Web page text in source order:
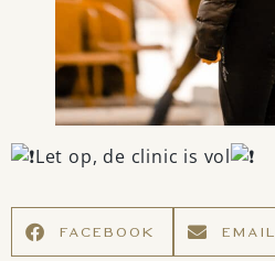
Let op, de clinic is vol
FACEBOOK EMAIL